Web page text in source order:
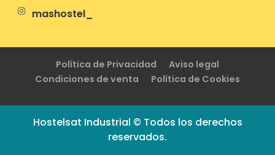
mashostel_
Política de Privacidad
Aviso legal
Condiciones de venta
Política de Cookies
Hostelsat Industrial © Todos los derechos
reservados.